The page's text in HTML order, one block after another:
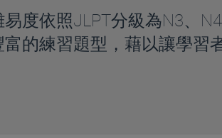
度依照JLPT分級為N3、
的練習題型，藉以讓學習